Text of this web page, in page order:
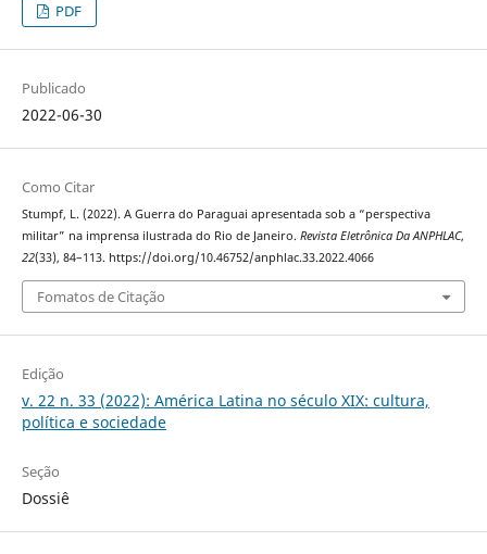
PDF
Publicado
2022-06-30
Como Citar
Stumpf, L. (2022). A Guerra do Paraguai apresentada sob a “perspectiva
militar” na imprensa ilustrada do Rio de Janeiro. Revista Eletrônica Da ANPHLAC,
22(33), 84–113. https://doi.org/10.46752/anphlac.33.2022.4066
Fomatos de Citação
Edição
v. 22 n. 33 (2022): América Latina no século XIX: cultura,
política e sociedade
Seção
Dossiê